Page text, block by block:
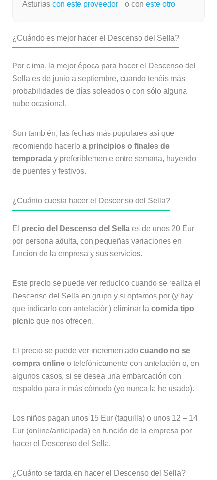
Asturias con este proveedor o con este otro
¿Cuándo es mejor hacer el Descenso del Sella?
Por clima, la mejor época para hacer el Descenso del
Sella es de junio a septiembre, cuando tenéis más
probabilidades de días soleados o con sólo alguna
nube ocasional.
Son también, las fechas más populares así que
recomiendo hacerlo a principios o finales de
temporaday preferiblemente entre semana, huyendo
de puentes y festivos.
¿Cuánto cuesta hacer el Descenso del Sella?
El precio del Descenso del Sellaes de unos 20 Eur
por persona adulta, con pequeñas variaciones en
función de la empresa y sus servicios.
Este precio se puede ver reducido cuando se realiza el
Descenso del Sella en grupo y si optamos por (y hay
que indicarlo con antelación) eliminar la comida tipo
picnic que nos ofrecen.
El precio se puede ver incrementado cuando no se
compra onlineo telefónicamente con antelación o, en
algunos casos, si se desea una embarcación con
respaldo para ir más cómodo (yo nunca la he usado).
Los niños pagan unos 15 Eur (taquilla) o unos 12 – 14
Eur (online/anticipada) en función de la empresa por
hacer el Descenso del Sella.
¿Cuánto se tarda en hacer el Descenso del Sella?